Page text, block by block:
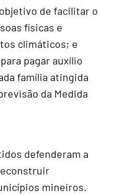
de facilitar o
físicas e
climáticos; e
pagar auxílio
família atingida
da Medida
defenderam a
mineiros.